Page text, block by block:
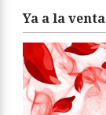
Ya a la venta